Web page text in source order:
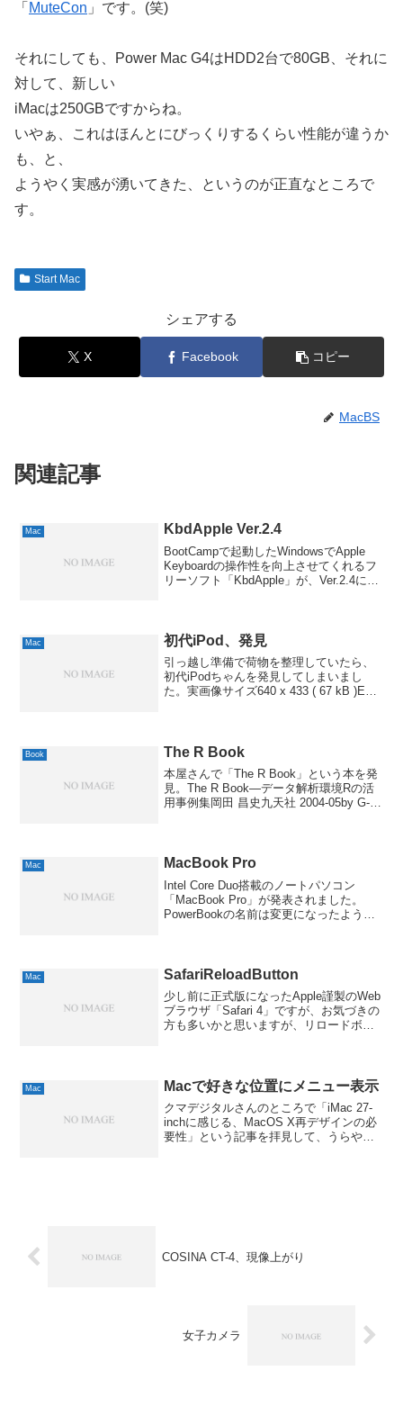
「 MuteCon 」です。(笑)
それにしても、Power Mac G4はHDD2台で80GB、それに
対して、新しい
iMacは250GBですからね。
いやぁ、これはほんとにびっくりするくらい性能が違うか
も、と、
ようやく実感が湧いてきた、というのが正直なところで
す。
Start Mac
シェアする
X Facebook コピー
MacBS
関連記事
Mac KbdApple Ver.2.4
BootCampで起動したWindowsでApple
Keyboardの操作性を向上させてくれるフ
リーソフト「KbdApple」が、Ver.2.4にバ
Mac 初代iPod、発見
引っ越し準備で荷物を整理していたら、
初代iPodちゃんを発見してしまいまし
た。実画像サイズ640 x 433 ( 67 kB )Exif
Book The R Book
本屋さんで「The R Book」という本を発
見。The R Book―データ解析環境Rの活
用事例集岡田 昌史九天社 2004-05by G-
Mac MacBook Pro
Intel Core Duo搭載のノートパソコン
「MacBook Pro」が発表されました。
PowerBookの名前は変更になったようで
Mac SafariReloadButton
少し前に正式版になったApple謹製のWeb
ブラウザ「Safari 4」ですが、お気づきの
方も多いかと思いますが、リロードボタ
いの...
Mac Macで好きな位置にメニュー表示
クマデジタルさんのところで「iMac 27-
inchに感じる、MacOS X再デザインの必
要性」という記事を拝見して、うらやま
COSINA CT-4、現像上がり
女子カメラ